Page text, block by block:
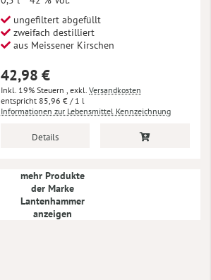
ungefiltert abgefüllt
zweifach destilliert
aus Meissener Kirschen
42,98 €
Inkl. 19% Steuern , exkl. Versandkosten
85,96 € / 1 l
Informationen zur Lebensmittel Kennzeichnung
Details
mehr Produkte
der Marke
Lantenhammer
anzeigen